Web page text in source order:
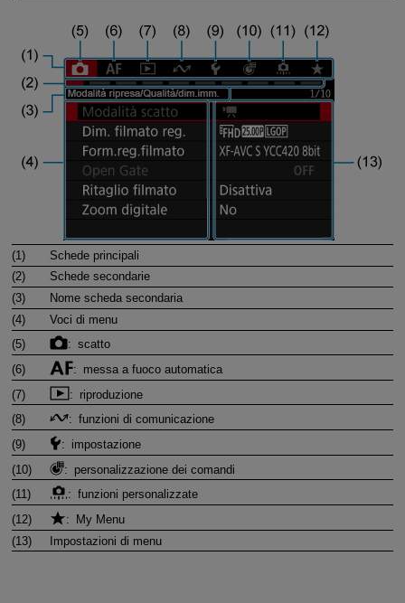
(1)
Schede principali
(2)
Schede secondarie
(3)
Nome scheda secondaria
(4)
Voci di menu
(5)
: scatto
(6)
: messa a fuoco automatica
(7)
: riproduzione
(8)
: funzioni di comunicazione
(9)
: impostazione
(10)
: personalizzazione dei comandi
(11)
: funzioni personalizzate
(12)
: My Menu
(13)
Impostazioni di menu